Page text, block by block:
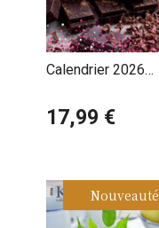
Calendrier 2026
Gourmandises
17,99 €
Nouveauté